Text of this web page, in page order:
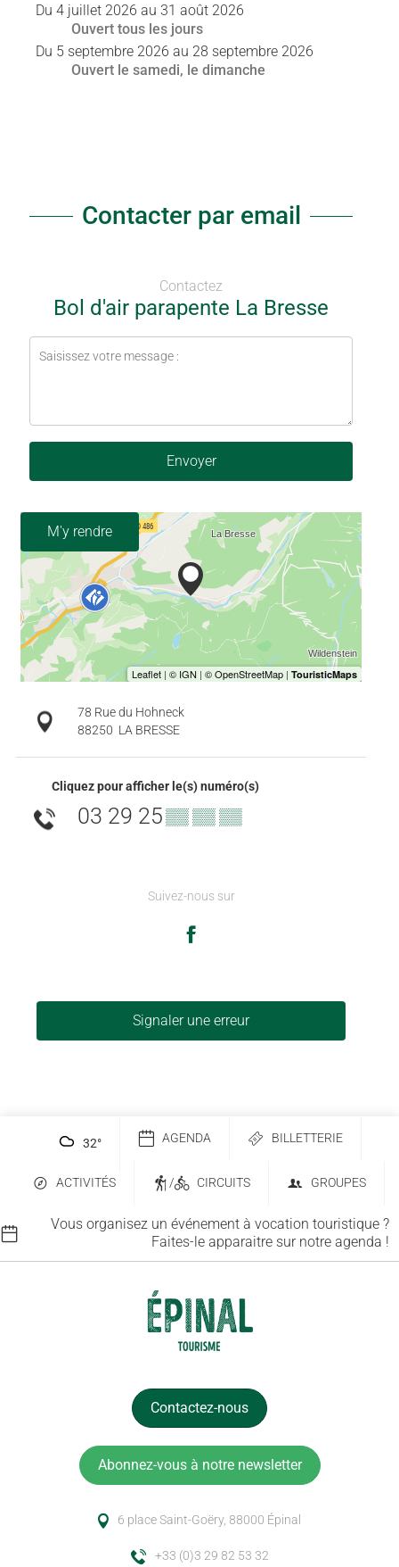
Du 4 juillet 2026 au 31 août 2026
Ouvert tous les jours
Du 5 septembre 2026 au 28 septembre 2026
Ouvert le samedi, le dimanche
Contacter par email
Contactez
Bol d'air parapente La Bresse
Envoyer
M'y rendre
78 Rue du Hohneck
88250 LA BRESSE
Cliquez pour afficher le(s) numéro(s)
03 29 25▒▒ ▒▒ ▒▒
Suivez-nous sur
Signaler une erreur
32° AGENDA BILLETTERIE
ACTIVITÉS / CIRCUITS GROUPES
Vous organisez un événement à vocation touristique ?
Faites-le apparaitre sur notre agenda !
Contactez-nous
Abonnez-vous à notre newsletter
6 place Saint-Goëry, 88000 Épinal
+33 (0)3 29 82 53 32